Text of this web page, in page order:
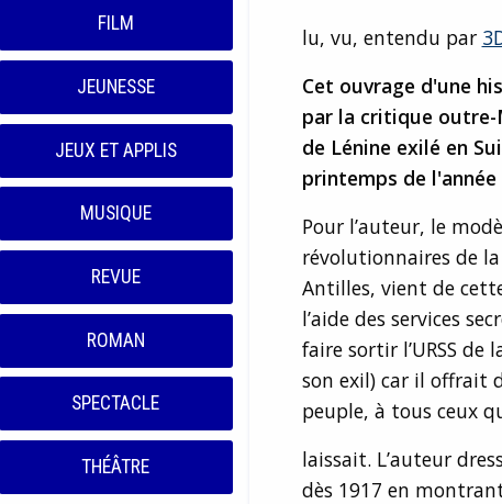
FILM
JEUNESSE
JEUX ET APPLIS
MUSIQUE
REVUE
ROMAN
SPECTACLE
THÉÂTRE
lu, vu, entendu par
Cet ouvrage d'une
par la critique outre-
de Lénine exilé en
printemps de l'année
Pour l’auteur, le
révolutionnaires de
Antilles, vient de
l’aide des services
faire sortir l’URSS
son exil) car il offrait
peuple, à tous ceux
laissait. L’auteur
dès 1917 en